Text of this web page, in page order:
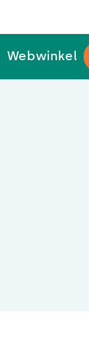
Webwinkel